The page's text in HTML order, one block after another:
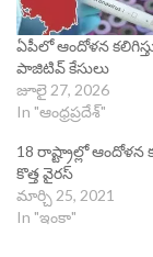
ఏపీలో ఆందోళన
పాజిటివ్ కేసులు
జూలై 27, 2026
In "ఆంధ్రప్రదేశ్"
18 రాష్ట్రాల్లో ఆందోళన
కొత్త వైరస్
మార్చి 25, 2021
In "ఇంకా"